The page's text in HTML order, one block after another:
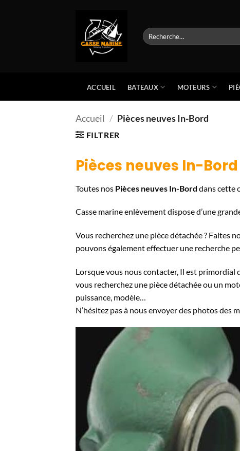
Recherche
pour :
ACCUEIL BATEAUX MOTEURS
Accueil / Pièces neuves In-Bord
FILTRER
Pièces neuves In-Bord
Toutes nos Pièces neuves In-Bord dans cette
Casse marine enlèvement dispose d’une
Vous recherchez une pièce détachée ? Faites
pouvons également effectuer une recherche
Lorsque vous nous contacter, Il est primordial
vous recherchez une pièce détachée ou un
puissance, modèle…
N’hésitez pas à nous envoyer des photos des